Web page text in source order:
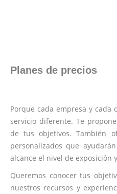
Planes de precios
Porque cada empresa y
servicio diferente. Te
de tus objetivos. También
personalizados que
alcance el nivel de exposición
Queremos conocer tus
nuestros recursos y